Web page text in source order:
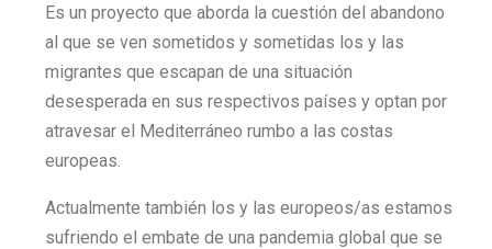
Es un proyecto que aborda la cuestión del abandono
al que se ven sometidos y sometidas los y las
migrantes que escapan de una situación
desesperada en sus respectivos países y optan por
atravesar el Mediterráneo rumbo a las costas
europeas.
Actualmente también los y las europeos/as estamos
sufriendo el embate de una pandemia global que se